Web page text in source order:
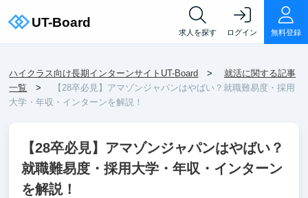
求人を探す ログイン 無料登録
ハイクラス向け長期インターンサイトUT-Board
就活に関する記事
一覧
【28卒必見】アマゾンジャパンはやばい？就職難易度・採用
大学・年収・インターンを解説！
【28卒必見】アマゾンジャパンはやばい？
就職難易度・採用大学・年収・インターン
を解説！